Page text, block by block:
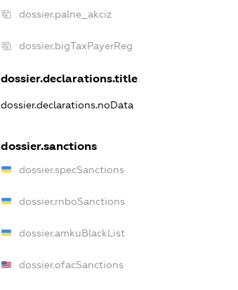
dossier.palne_akciz
dossier.bigTaxPayerReg
dossier.declarations.title
dossier.declarations.noData
dossier.sanctions
dossier.specSanctions
dossier.rnboSanctions
dossier.amkuBlackList
dossier.ofacSanctions